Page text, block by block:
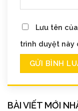
Lưu tên
trình duyệt này
BÀI VIẾT MỚI